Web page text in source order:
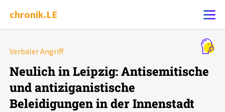
chronik.LE
Chronik
Verbaler Angriff
Neulich in Leipzig: Antisemitische
und antiziganistische
Beleidigungen in der Innenstadt
Alle Ereignisse
Ereignisse
Ereignisse Statistik